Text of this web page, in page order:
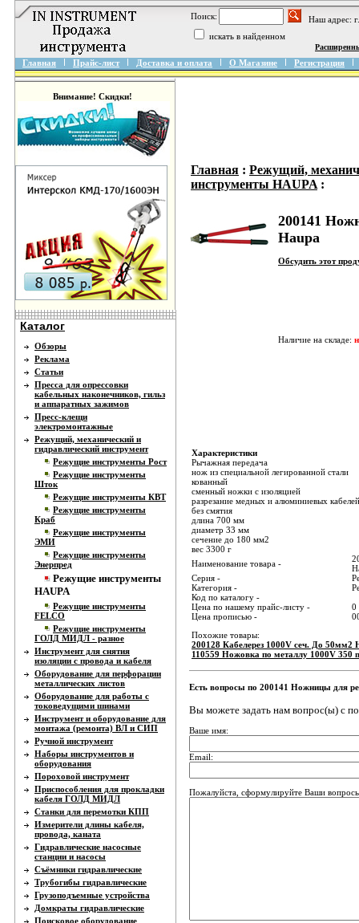
Поиск:
Наш адрес:
искать в найденном
Главная Прайс-лист Доставка и оплата О Магазине Регистрация
Внимание! Скидки!
Каталог
Обзоры
Реклама
Статьи
Пресса для опрессовки
кабельных наконечников, гильз
и аппаратных зажимов
Пресс-клещи
электромонтажные
Режущий, механический и
гидравлический инструмент
Режущие инструменты Рост
Режущие инструменты
Шток
Режущие инструменты КВТ
Режущие инструменты
Краб
Режущие инструменты
ЭМИ
Режущие инструменты
Энерпред
Режущие инструменты
HAUPA
Режущие инструменты
FELCO
Режущие инструменты
ГОЛД МИДЛ - разное
Инструмент для снятия
изоляции с провода и кабеля
Оборудование для перфорации
металлических листов
Оборудование для работы с
токоведущими шинами
Инструмент и оборудование для
монтажа (ремонта) ВЛ и СИП
Ручной инструмент
Наборы инструментов и
оборудования
Пороховой инструмент
Приспособления для прокладки
кабеля ГОЛД МИДЛ
Станки для перемотки КПП
Измерители длины кабеля,
провода, каната
Гидравлические насосные
станции и насосы
Съёмники гидравлические
Трубогибы гидравлические
Грузоподъемные устройства
Домкраты гидравлические
Поисковое оборудование
Главная : Режущий,
инструменты HAUPA :
200141
Haupa
Обсудить этот
Наличие на складе:
Характеристики
Рычажная передача
нож из специальной легированной стали
кованный
сменный ножки с изоляцией
разрезание медных и алюминиевых кабелей
без смятия
длина 700 мм
диаметр 33 мм
сечение до 180 мм2
вес 3300 г
Наименование товара -
Серия -
Категория -
Код по каталогу -
Цена по нашему прайс-листу -
0
Цена прописью -
Похожие товары:
200128 Кабелерез 1000V сеч. До 50мм2
110559 Ножовка по металлу 1000V 350
Есть вопросы по 200141 Ножницы для
Вы можете задать нам вопрос(ы) с
Ваше имя:
Email:
Пожалуйста, сформулируйте Ваши